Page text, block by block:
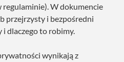
regulaminie). W dokumencie
przejrzysty i bezpośredni
i dlaczego to robimy.
wynikają z